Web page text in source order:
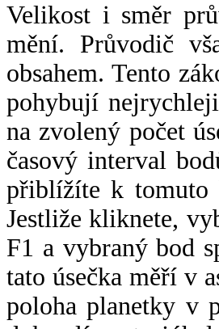
Velikost i směr
mění. Průvodič
obsahem. Tento
pohybují
na zvolený počet
časový interval
přiblížíte k tomuto
Jestliže kliknete,
F1 a vybraný bod
tato úsečka měří v
poloha planetky v